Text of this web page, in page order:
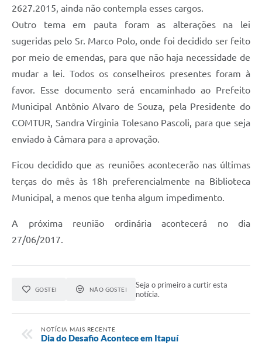
2627.2015, ainda não contempla esses cargos.
Outro tema em pauta foram as alterações na lei
sugeridas pelo Sr. Marco Polo, onde foi decidido ser feito
por meio de emendas, para que não haja necessidade de
mudar a lei. Todos os conselheiros presentes foram à
favor. Esse documento será encaminhado ao Prefeito
Municipal Antônio Alvaro de Souza, pela Presidente do
COMTUR, Sandra Virginia Tolesano Pascoli, para que seja
enviado à Câmara para a aprovação.
Ficou decidido que as reuniões acontecerão nas últimas
terças do mês às 18h preferencialmente na Biblioteca
Municipal, a menos que tenha algum impedimento.
A próxima reunião ordinária acontecerá no dia
27/06/2017.
GOSTEI NÃO GOSTEI
Seja o primeiro a curtir esta
notícia.
NOTÍCIA MAIS RECENTE
Dia do Desafio Acontece em Itapuí